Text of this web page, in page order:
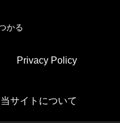
かる
Privacy Policy
当サイトについて